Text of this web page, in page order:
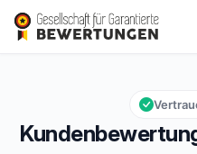
EASI-Spare
Gesamtbewertung: 9,5 von 10
9,5/10